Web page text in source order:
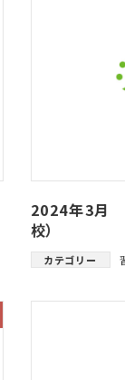
2024年3月
校）
カテゴリー